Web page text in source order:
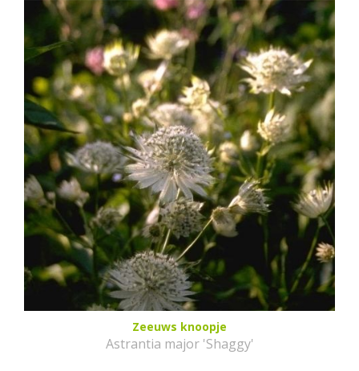
Zeeuws knoopje
Astrantia major 'Shaggy'